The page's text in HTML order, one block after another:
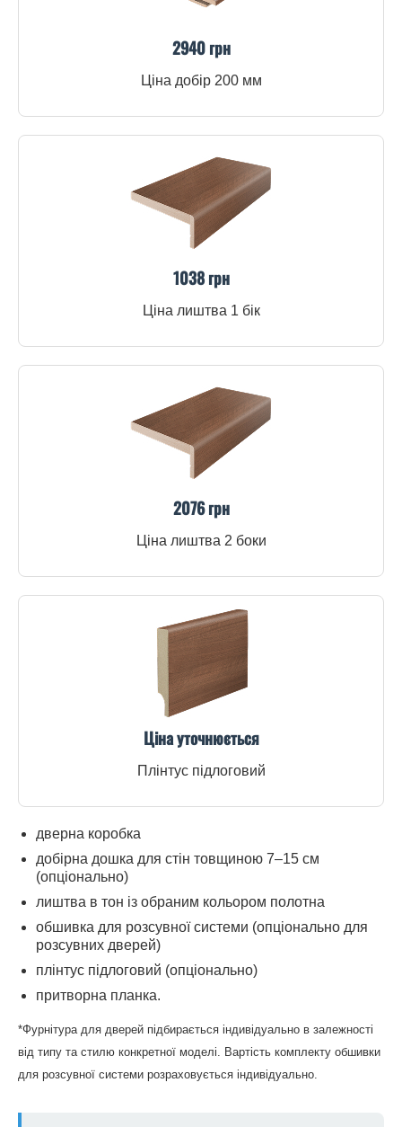
2940 грн
Ціна добір 200 мм
1038 грн
Ціна лиштва 1 бік
2076 грн
Ціна лиштва 2 боки
Ціна уточнюється
Плінтус підлоговий
дверна коробка
добірна дошка для стін товщиною 7–15 см
(опціонально)
лиштва в тон із обраним кольором полотна
обшивка для розсувної системи (опціонально для
розсувних дверей)
плінтус підлоговий (опціонально)
притворна планка.
*Фурнітура для дверей підбирається індивідуально в залежності
від типу та стилю конкретної моделі. Вартість комплекту обшивки
для розсувної системи розраховується індивідуально.